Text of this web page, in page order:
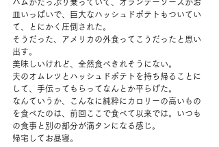
ハムがたっぷり乗っていて、オランデーソースがお
皿いっぱいで、巨大なハッシュドポテトもついてい
て、とにかく圧倒された。
そうだった、アメリカの外食ってこうだったと思い
出す。
美味しいけれど、全然食べきれそうにない。
夫のオムレツとハッシュドポテトを持ち帰ることに
して、手伝ってもらってなんとか平らげた。
なんていうか、こんなに純粋にカロリーの高いもの
を食べたのは、前回ここで食べて以来では。いつも
の食事と別の部分が満タンになる感じ。
帰宅してお昼寝。